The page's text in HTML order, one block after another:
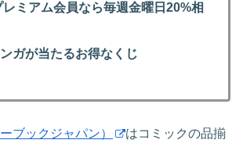
ミアム会員なら毎週金曜日20%相
ガが当たるお得なくじ
ブックジャパン）
はコミックの品揃